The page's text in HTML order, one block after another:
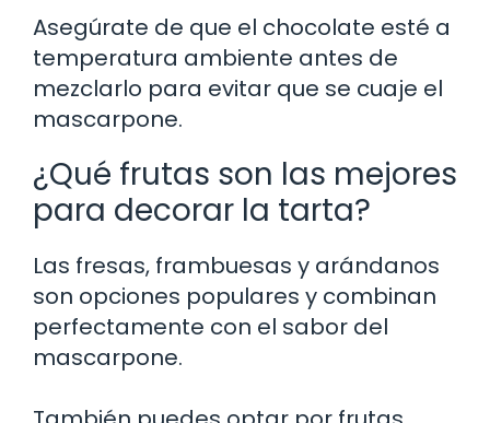
Asegúrate de que el chocolate esté a
temperatura ambiente antes de
mezclarlo para evitar que se cuaje el
mascarpone.
¿Qué frutas son las mejores
para decorar la tarta?
Las fresas, frambuesas y arándanos
son opciones populares y combinan
perfectamente con el sabor del
mascarpone.